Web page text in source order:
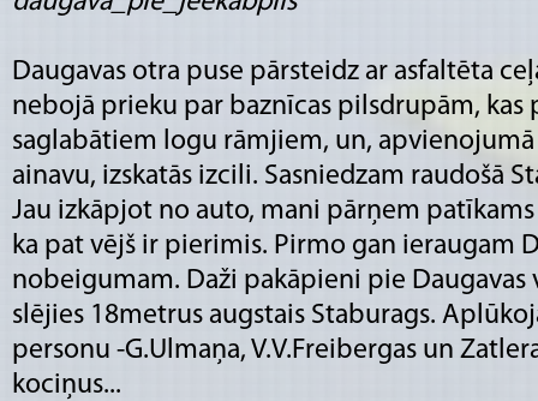
Daugavas otra puse pārsteidz ar asfaltēta
nebojā prieku par baznīcas pilsdrupām, kas
saglabātiem logu rāmjiem, un,
ainavu, izskatās izcili. Sasniedzam raudošā
Jau izkāpjot no auto, mani pārņem
ka pat vējš ir pierimis. Pirmo gan ieraugam
nobeigumam. Daži pakāpieni pie Daugavas
slējies 18metrus augstais Staburags.
personu -G.Ulmaņa, V.V.Freibergas un
kociņus...